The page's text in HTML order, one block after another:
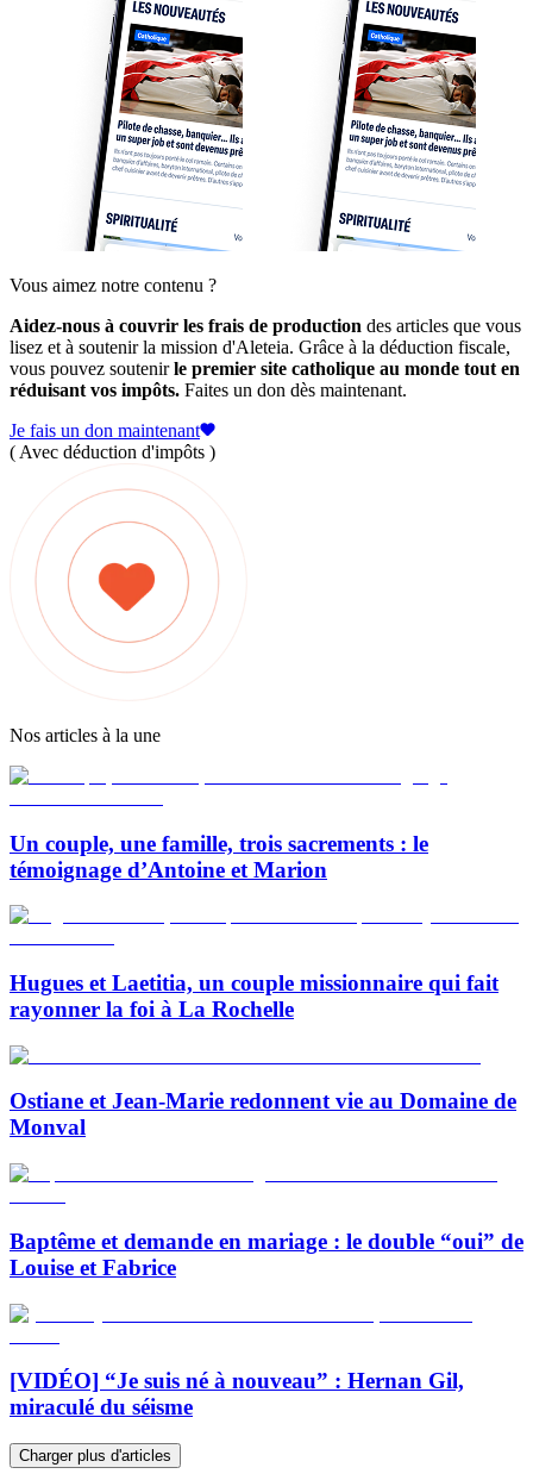
Vous aimez notre contenu ?
Aidez-nous à couvrir les frais de production des articles que vous
lisez et à soutenir la mission d'Aleteia. Grâce à la déduction fiscale,
vous pouvez soutenirle premier site catholique au monde tout en
réduisant vos impôts. Faites un don dès maintenant.
Je fais un don maintenant
( Avec déduction d'impôts )
Nos articles à la une
Un couple, une famille, trois sacrements : le
témoignage d’Antoine et Marion
Hugues et Laetitia, un couple missionnaire qui fait
rayonner la foi à La Rochelle
Ostiane et Jean-Marie redonnent vie au Domaine de
Monval
Baptême et demande en mariage : le double “oui” de
Louise et Fabrice
[VIDÉO] “Je suis né à nouveau” : Hernan Gil,
miraculé du séisme
Charger plus d'articles